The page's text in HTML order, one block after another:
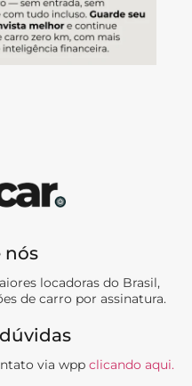
nós
locadoras do Brasil,
de carro por assinatura.
via wpp clicando aqui.